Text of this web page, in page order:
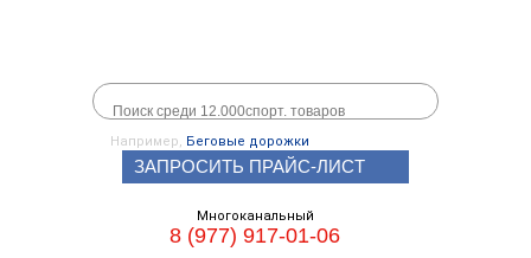
Например, Беговые дорожки
ЗАПРОСИТЬ ПРАЙС-ЛИСТ
Многоканальный
8 (977) 917-01-06